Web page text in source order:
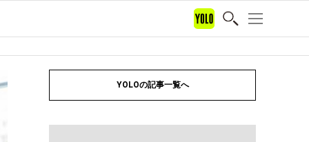
YOLOの記事一覧へ